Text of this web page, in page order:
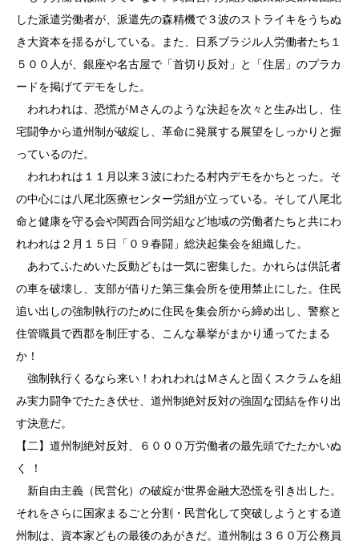
した派遣労働者が、派遣先の森精機で３波のストライキをうちぬ
き大資本を揺るがしている。また、日系ブラジル人労働者たち１
５００人が、銀座や名古屋で「首切り反対」と「住居」のプラカ
ードを掲げてデモをした。
われわれは、恐慌がＭさんのような決起を次々と生み出し、住
宅闘争から道州制が破綻し、革命に発展する展望をしっかりと握
っているのだ。
われわれは１１月以来３波にわたる村内デモをかちとった。そ
の中心には八尾北医療センター労組が立っている。そして八尾北
命と健康を守る会や関西合同労組など地域の労働者たちと共にわ
れわれは２月１５日「０９春闘」総決起集会を組織した。
あわてふためいた反動どもは一気に密集した。かれらは供託者
の車を破壊し、支部が借りた第三集会所を使用禁止にした。住民
追い出しの強制執行のために住民を集会所から締め出し、警察と
住管職員で西郡を制圧する、こんな暴挙がまかり通ってたまる
か！
強制執行くるなら来い！われわれはＭさんと固くスクラムを組
み実力闘争でたたき伏せ、道州制絶対反対の強固な団結を作り出
す決意だ。
【二】道州制絶対反対、６０００万労働者の最先頭でたたかいぬ
く ！
新自由主義（民営化）の破綻が世界金融大恐慌を引き出した。
それをさらに国家まるごと分割・民営化して突破しようとする道
州制は、資本家どもの最後のあがきだ。道州制は３６０万公務員